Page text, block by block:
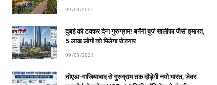
09/08/2026
दुबई को टक्कर देना गुरुग्राम! बनेंगी बुर्ज खलीफा जैसी इमारत,
5 लाख लोगों को मिलेगा रोजगार
09/08/2026
नोएडा-गाजियाबाद से गुरुग्राम तक दौड़ेगी नमो भारत, जेवर